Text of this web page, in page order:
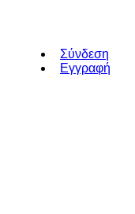
Σύνδεση
Εγγραφή